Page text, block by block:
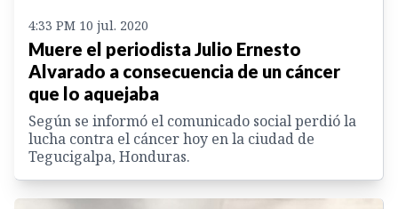
4:33 PM 10 jul. 2020
Muere el periodista Julio Ernesto
Alvarado a consecuencia de un cáncer
que lo aquejaba
Según se informó el comunicado social perdió la
lucha contra el cáncer hoy en la ciudad de
Tegucigalpa, Honduras.